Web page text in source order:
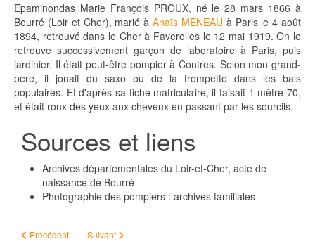
Epaminondas Marie François PROUX, né le 28 mars 1866 à
Bourré (Loir et Cher), marié à Anaïs MENEAU à Paris le 4 août
1894, retrouvé dans le Cher à Faverolles le 12 mai 1919. On le
retrouve successivement garçon de laboratoire à Paris, puis
jardinier. Il était peut-être pompier à Contres. Selon mon grand-
père, il jouait du saxo ou de la trompette dans les bals
populaires. Et d'après sa fiche matriculaire, il faisait 1 mètre 70,
et était roux des yeux aux cheveux en passant par les sourcils.
Sources et liens
Archives départementales du Loir-et-Cher, acte de
naissance de Bourré
Photographie des pompiers : archives familiales
Article précédent : En l'an 200 avant moi
Précédent Article suivant : Recensement de 1836, Mesquer
Suivant